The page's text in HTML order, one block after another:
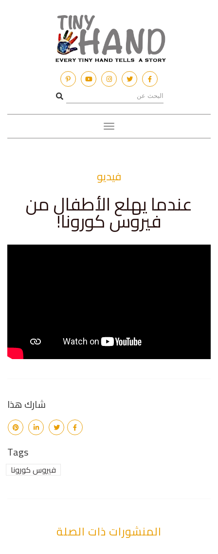
Toggle
navigation
فيديو
عندما يهلع الأطفال من
فيروس كورونا!
شارك هذا
Tags
فيروس كورونا
المنشورات ذات الصلة